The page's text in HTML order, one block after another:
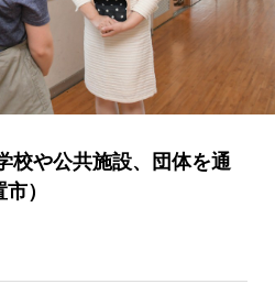
校や公共施設、団体を通
）